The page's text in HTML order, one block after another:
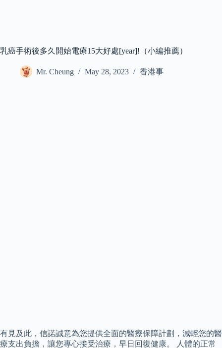
乳癌手術後多久開始電療15大好處[year]!（小編推薦）
Mr. Cheung May 28, 2023 香港事
有見及此，信諾誠意為您提供全面的醫療保障計劃，減輕您的醫
療支出負擔，讓您專心接受治療，早日回復健康。 人體的正常